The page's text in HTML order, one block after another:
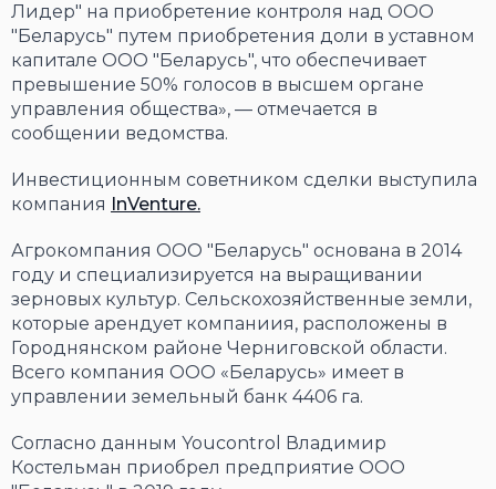
Лидер" на приобретение контроля над ООО
"Беларусь" путем приобретения доли в уставном
капитале ООО "Беларусь", что обеспечивает
превышение 50% голосов в высшем органе
управления общества», — отмечается в
сообщении ведомства.
Инвестиционным советником сделки выступила
компания
InVenture.
Агрокомпания ООО "Беларусь" основана в 2014
году и специализируется на выращивании
зерновых культур. Сельскохозяйственные земли,
которые арендует компаниия, расположены в
Городнянском районе Черниговской области.
Всего компания ООО «Беларусь» имеет в
управлении земельный банк 4406 га.
Согласно данным Youcontrol Владимир
Костельман приобрел предприятие ООО